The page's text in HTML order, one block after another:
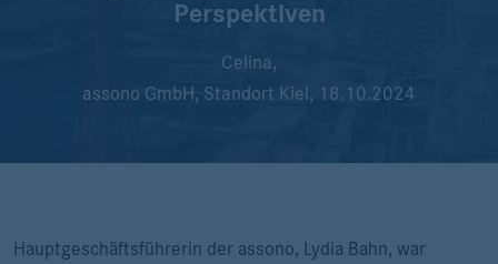
Perspektiven
Celina,
assono GmbH, Standort Kiel, 18.10.2024
Hauptgeschäftsführerin der assono, Lydia Bahn, war